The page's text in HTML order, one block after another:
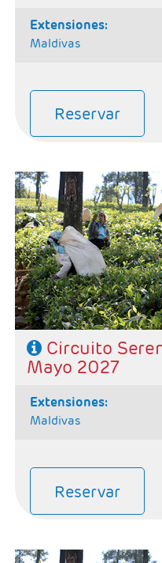
extensiones:
Maldivas
Reservar
- Salidas: Según
- Ruta:1 noche en
Tissamaharama, 1
noches en Habarana y 1
- Categoría hotelera:
- Régimen: Pensión
y 6 cenas).
SE NECESITA VISADO
Circuito
Mayo 2027
extensiones:
Maldivas
Reservar